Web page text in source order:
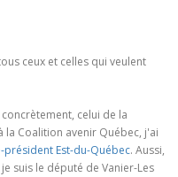
ceux et celles qui veulent
celui de la
Coalition avenir Québec, j'ai
président Est-du-Québec. Aussi,
suis le député de Vanier-Les